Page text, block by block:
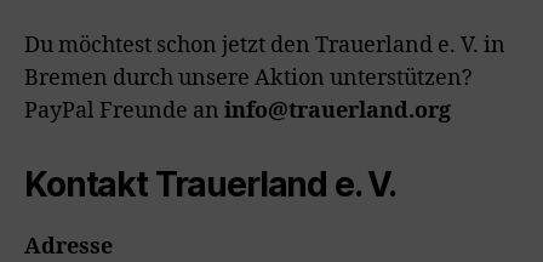
Du möchtest schon jetzt den Trauerland e. V. in
Bremen durch unsere Aktion unterstützen?
PayPal Freunde an info@trauerland.org
Kontakt Trauerland e. V.
Adresse